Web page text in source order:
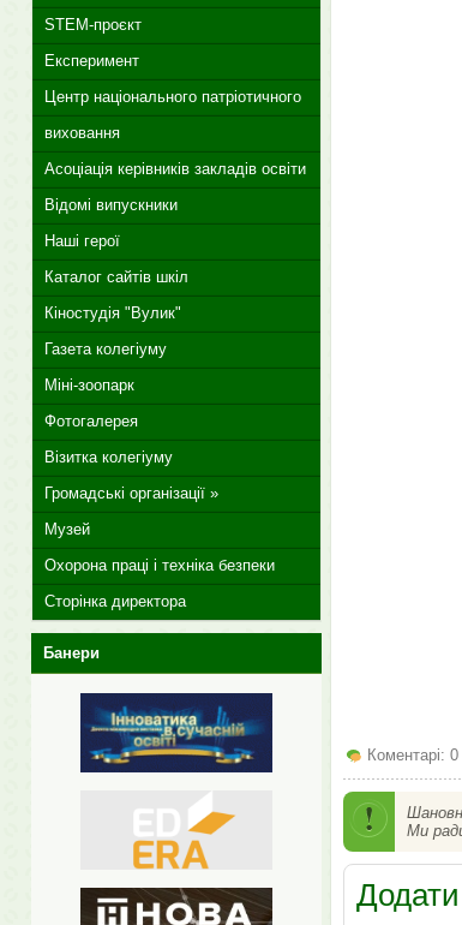
Коментарі: 0
Ми
STEM-проєкт
Експеримент
Центр національного патріотичного
виховання
Асоціація керівників закладів освіти
Відомі випускники
Наші герої
Каталог сайтів шкіл
Кіностудія "Вулик"
Газета колегіуму
Міні-зоопарк
Фотогалерея
Візитка колегіуму
Громадські організації »
Музей
Охорона праці і техніка безпеки
Сторінка директора
Банери